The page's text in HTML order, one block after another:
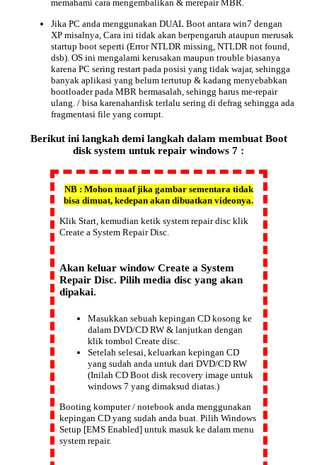
memahami cara mengembalikan & merepair MBR.
Jika PC anda menggunakan DUAL Boot antara win7 dengan
XP misalnya, Cara ini tidak akan berpengaruh ataupun merusak
startup boot seperti (Error NTLDR missing, NTLDR not found,
dsb). OS ini mengalami kerusakan maupun trouble biasanya
karena PC sering restart pada posisi yang tidak wajar, sehingga
banyak aplikasi yang belum tertutup & kadang menyebabkan
bootloader pada MBR bermasalah, sehingg harus me-repair
ulang. / bisa karenahardisk terlalu sering di defrag sehingga ada
fragmentasi file yang corrupt.
Berikut ini langkah demi langkah dalam membuat Boot
disk system untuk repair windows 7 :
NB : Mohon maaf jika gambar sementara tidak
bisa dimuat, kedepan akan dibuatkan videonya.
Klik Start, kemudian ketik system repair disc klik
Create a System Repair Disc.
Akan keluar window Create a System
Repair Disc. Pilih media disc yang akan
dipakai.
Masukkan sebuah kepingan CD kosong ke
dalam DVD/CD RW & lanjutkan dengan
klik tombol Create disc.
Setelah selesai, keluarkan kepingan CD
yang sudah anda untuk dari DVD/CD RW
(Inilah CD Boot disk recovery image untuk
windows 7 yang dimaksud diatas.)
Booting komputer / notebook anda menggunakan
kepingan CD yang sudah anda buat. Pilih Windows
Setup [EMS Enabled]untuk masuk ke dalam menu
system repair.